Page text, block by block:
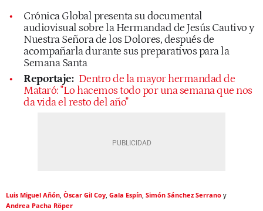
Crónica Global presenta su documental
audiovisual sobre la Hermandad de Jesús Cautivo y
Nuestra Señora de los Dolores, después de
acompañarla durante sus preparativos para la
Semana Santa
Reportaje: Dentro de la mayor hermandad de
Mataró: "Lo hacemos todo por una semana que nos
da vida el resto del año"
Luis Miguel Añón Òscar Gil Coy Gala Espín Simón Sánchez Serrano
Andrea Pacha Röper